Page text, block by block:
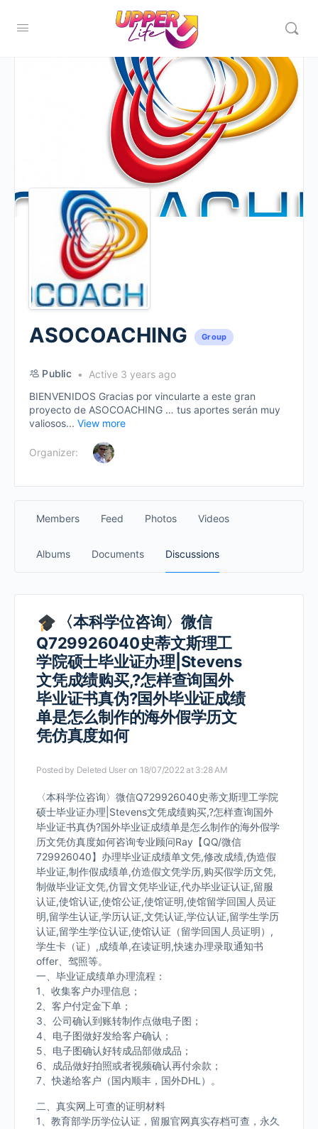
ASOCOACHING Group
Public
Active 3 years ago
BIENVENIDOS Gracias por vincularte a este gran
proyecto de ASOCOACHING … tus aportes serán muy
valiosos... View more
Organizer:
Members Feed Photos Videos
Albums Documents Discussions
〈本科学位咨询〉微信
Q729926040史蒂文斯理工
学院硕士毕业证办理|Stevens
文凭成绩购买,?怎样查询国外
毕业证书真伪?国外毕业证成绩
单是怎么制作的海外假学历文
凭仿真度如何
Posted by Deleted User on 18/07/2022 at 3:28 AM
〈本科学位咨询〉微信Q729926040史蒂文斯理工学院
硕士毕业证办理|Stevens文凭成绩购买,?怎样查询国外
毕业证书真伪?国外毕业证成绩单是怎么制作的海外假学
历文凭仿真度如何咨询专业顾问Ray【QQ/微信
729926040】办理毕业证成绩单文凭,修改成绩,伪造假
毕业证,制作假成绩单,仿造假文凭学历,购买假学历文凭,
制做毕业证文凭,仿冒文凭毕业证,代办毕业证认证,留服
认证,使馆认证,使馆公证,使馆证明,使馆留学回国人员证
明,留学生认证,学历认证,文凭认证,学位认证,留学生学历
认证,留学生学位认证,使馆认证（留学回国人员证明）,
学生卡（证）,成绩单,在读证明,快速办理录取通知书
offer、驾照等。
一、毕业证成绩单办理流程：
1、收集客户办理信息；
2、客户付定金下单；
3、公司确认到账转制作点做电子图；
4、电子图做好发给客户确认；
5、电子图确认好转成品部做成品；
6、成品做好拍照或者视频确认再付余款；
7、快递给客户（国内顺丰，国外DHL）。
二、真实网上可查的证明材料
1、教育部学历学位认证，留服官网真实存档可查，永久